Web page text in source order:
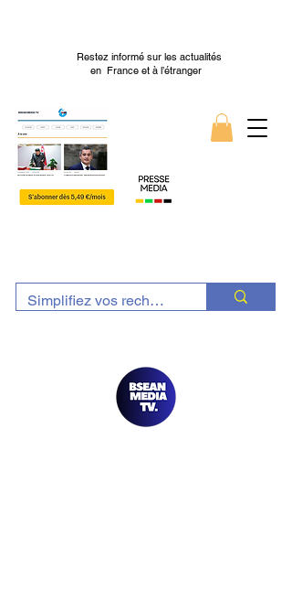
Restez informé sur les actualités
en France et à l’étranger